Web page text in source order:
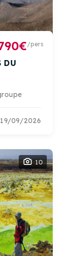
/pers
DU
19/09/2026
10